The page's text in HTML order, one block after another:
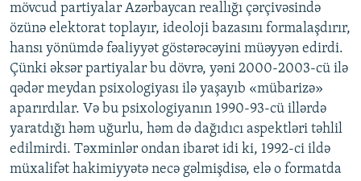
mövcud partiyalar Azərbaycan reallığı çərçivəsində
özünə elektorat toplayır, ideoloji bazasını formalaşdırır,
hansı yönümdə fəaliyyət göstərəcəyini müəyyən edirdi.
Çünki əksər partiyalar bu dövrə, yəni 2000-2003-cü ilə
qədər meydan psixologiyası ilə yaşayıb «mübarizə»
aparırdılar. Və bu psixologiyanın 1990-93-cü illərdə
yaratdığı həm uğurlu, həm də dağıdıcı aspektləri təhlil
edilmirdi. Təxminlər ondan ibarət idi ki, 1992-ci ildə
müxalifət hakimiyyətə necə gəlmişdisə, elə o formatda